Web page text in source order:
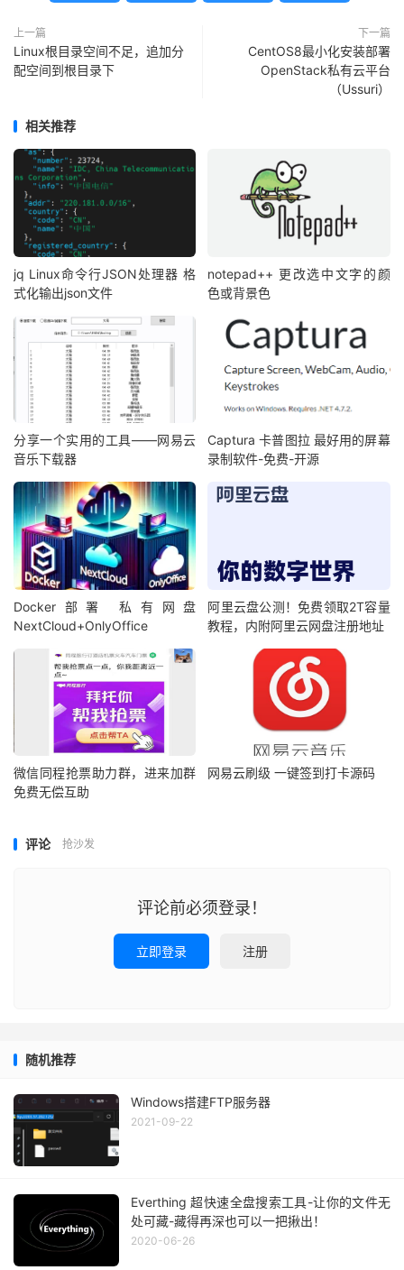
上一篇
Linux根目录空间不足，追加分
配空间到根目录下
下一篇
CentOS8最小化安装部署
OpenStack私有云平台
（Ussuri）
相关推荐
jq Linux命令行JSON处理器 格
式化输出json文件
notepad++ 更改选中文字的颜
色或背景色
分享一个实用的工具——网易云
音乐下载器
Captura 卡普图拉 最好用的屏幕
录制软件-免费-开源
Docker部署 私有网盘
NextCloud+OnlyOffice
阿里云盘公测！免费领取2T容量
教程，内附阿里云网盘注册地址
微信同程抢票助力群，进来加群
免费无偿互助
网易云刷级 一键签到打卡源码
评论 抢沙发
评论前必须登录！
立即登录 注册
随机推荐
Windows搭建FTP服务器
2021-09-22
Everthing 超快速全盘搜索工具-让你的文件无
处可藏-藏得再深也可以一把揪出！
2020-06-26